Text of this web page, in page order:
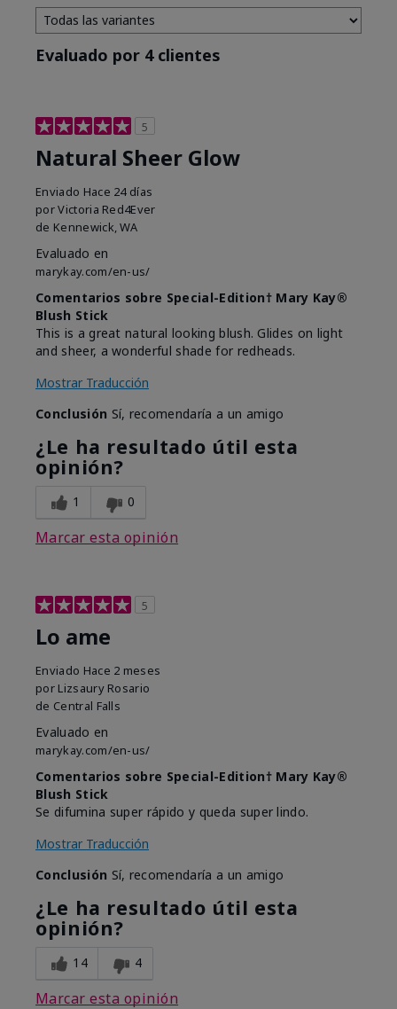
Evaluado por 4 clientes
5
Natural Sheer Glow
Enviado Hace 24 días
porVictoria Red4Ever
de Kennewick, WA
Evaluado en
marykay.com/en-us/
Comentarios sobre Special-Edition† Mary Kay®
Blush Stick
This is a great natural looking blush. Glides on light
and sheer, a wonderful shade for redheads.
Mostrar Traducción
Conclusión Sí, recomendaría a un amigo
¿Le ha resultado útil esta
opinión?
1 0
Marcar esta opinión
5
Lo ame
Enviado Hace 2 meses
por Lizsaury Rosario
de Central Falls
Evaluado en
marykay.com/en-us/
Comentarios sobre Special-Edition† Mary Kay®
Blush Stick
Se difumina super rápido y queda super lindo.
Mostrar Traducción
Conclusión Sí, recomendaría a un amigo
¿Le ha resultado útil esta
opinión?
14 4
Marcar esta opinión